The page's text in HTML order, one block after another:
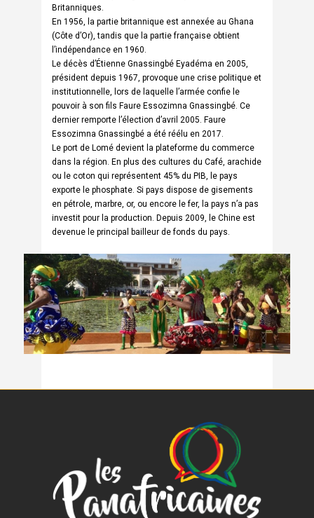
Britanniques.
En 1956, la partie britannique est annexée au Ghana
(Côte d’Or), tandis que la partie française obtient
l’indépendance en 1960.
Le décès d’Étienne Gnassingbé Eyadéma en 2005,
président depuis 1967, provoque une crise politique et
institutionnelle, lors de laquelle l’armée confie le
pouvoir à son fils Faure Essozimna Gnassingbé. Ce
dernier remporte l’élection d’avril 2005. Faure
Essozimna Gnassingbé a été réélu en 2017.
Le port de Lomé devient la plateforme du commerce
dans la région. En plus des cultures du Café, arachide
ou le coton qui représentent 45% du PIB, le pays
exporte le phosphate. Si pays dispose de gisements
en pétrole, marbre, or, ou encore le fer, la pays n’a pas
investit pour la production. Depuis 2009, le Chine est
devenue le principal bailleur de fonds du pays.